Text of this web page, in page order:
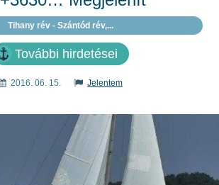
Tihany rév - Szántód rév,...
További hirdetései
2016. 06. 15. Jelentem